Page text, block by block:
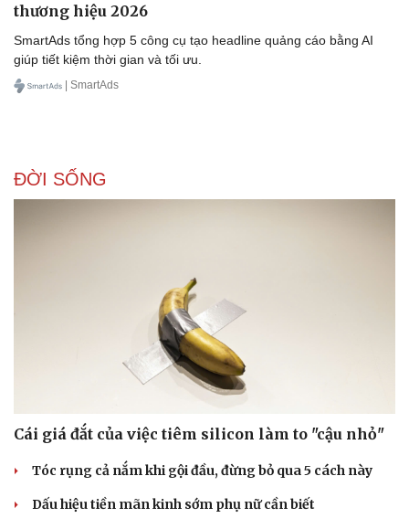
thương hiệu 2026
SmartAds tổng hợp 5 công cụ tạo headline quảng cáo bằng AI
giúp tiết kiệm thời gian và tối ưu.
| SmartAds
ĐỜI SỐNG
Cái giá đắt của việc tiêm silicon làm to "cậu nhỏ"
Tóc rụng cả nắm khi gội đầu, đừng bỏ qua 5 cách này
Dấu hiệu tiền mãn kinh sớm phụ nữ cần biết